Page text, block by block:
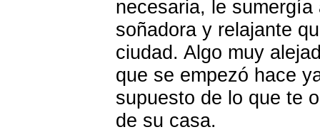
necesaria, le
soñadora y relajante
ciudad. Algo muy
que se empezó hace
supuesto de lo que te
de su casa.